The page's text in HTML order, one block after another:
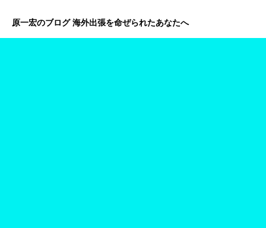
原一宏のブログ 海外出張を命ぜられたあなたへ